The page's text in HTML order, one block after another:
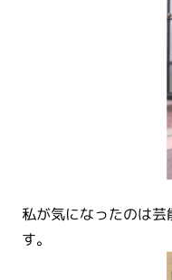
私が気になったのは
す。